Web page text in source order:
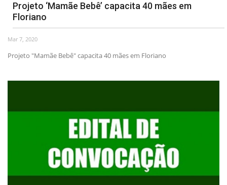
Projeto ‘Mamãe Bebê’ capacita 40 mães em
Floriano
Mar 7, 2020
Projeto "Mamãe Bebê" capacita 40 mães em Floriano